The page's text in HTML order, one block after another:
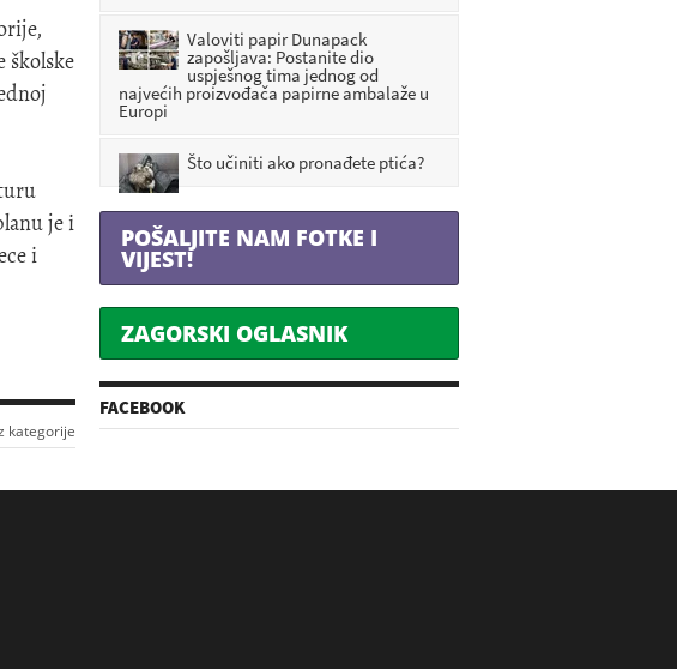
školske
je i
i
kategorije
Valoviti papir Dunapack
zapošljava: Postanite dio
uspješnog tima jednog od
najvećih proizvođača papirne ambalaže u
Europi
Što učiniti ako pronađete ptića?
POŠALJITE NAM FOTKE I
VIJEST!
ZAGORSKI OGLASNIK
FACEBOOK